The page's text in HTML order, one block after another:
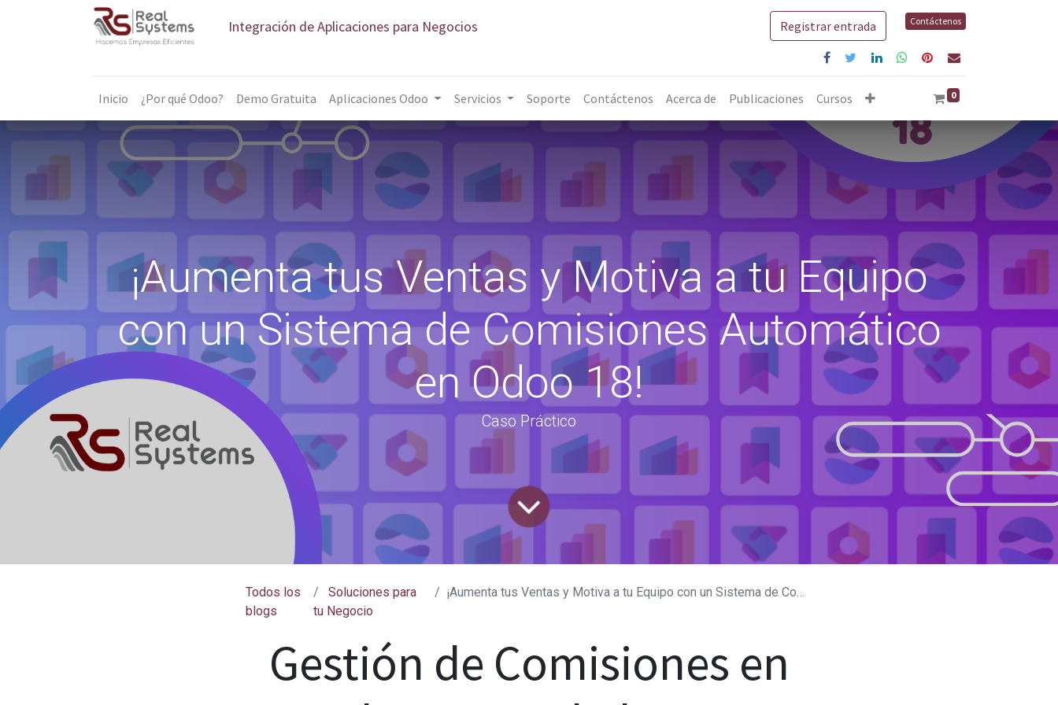
Integración de Aplicaciones para Negocios Registrar entrada Contáctenos
Inicio ¿Por qué Odoo? Demo Gratuita Aplicaciones Odoo Servicios Soporte Contáctenos Acerca de Publicaciones Cursos 0
¡Aumenta tus Ventas y Motiva a tu Equipo
con un Sistema de Comisiones Automático
en Odoo 18!
Caso Práctico
Todos los
blogs
Soluciones para
tu Negocio
¡Aumenta tus Ventas y Motiva a tu Equipo con un Sistema de Comisiones Automático en Odoo 18!
Gestión de Comisiones en